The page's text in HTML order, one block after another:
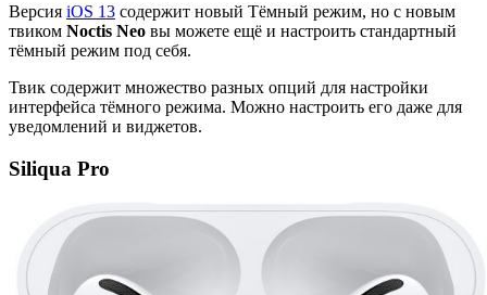
Версия iOS 13 содержит новый Тёмный режим, но с новым
твиком Noctis Neo вы можете ещё и настроить стандартный
тёмный режим под себя.
Твик содержит множество разных опций для настройки
интерфейса тёмного режима. Можно настроить его даже для
уведомлений и виджетов.
Siliqua Pro